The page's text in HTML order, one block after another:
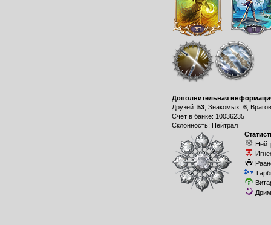
Дополнительная
Друзей: 53, Знакомых: 6,
Счет в банке: 10036235
Склонность: Нейтрал